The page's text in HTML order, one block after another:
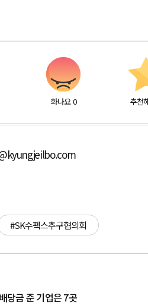
화나요 0 추천
#SK수펙스추구협의회
당금 준 기업은 7곳